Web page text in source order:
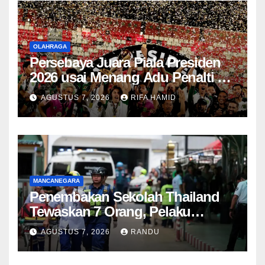
OLAHRAGA
Persebaya Juara Piala Presiden
2026 usai Menang Adu Penalti 6-5
atas Persib Bandung
AGUSTUS 7, 2026 RIFA HAMID
MANCANEGARA
Penembakan Sekolah Thailand
Tewaskan 7 Orang, Pelaku
Remaja 14 Tahun Diduga Bunuh
Diri
AGUSTUS 7, 2026 RANDU